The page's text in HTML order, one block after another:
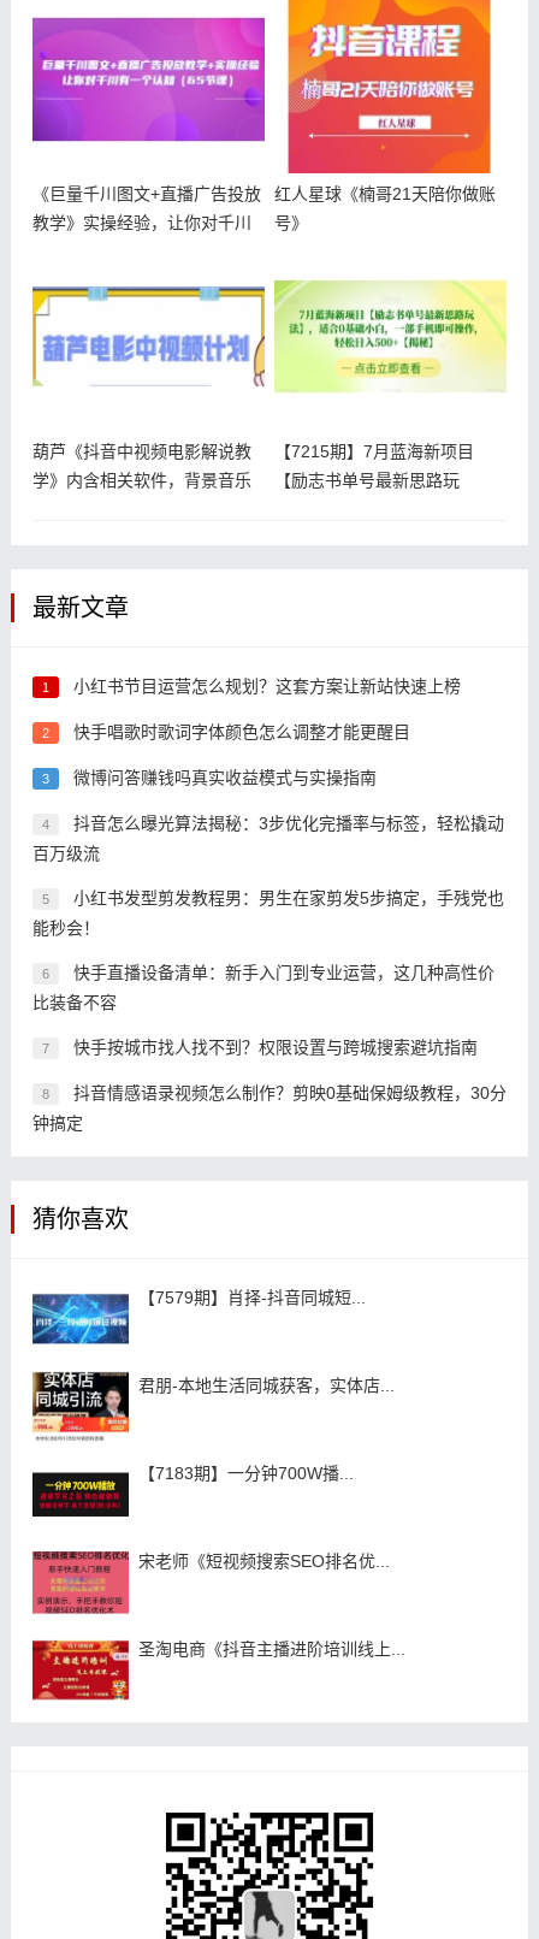
《巨量千川图文+直播广告投放
教学》实操经验，让你对千川
红人星球《楠哥21天陪你做账
号》
葫芦《抖音中视频电影解说教
学》内含相关软件，背景音乐
【7215期】7月蓝海新项目
【励志书单号最新思路玩
最新文章
1 小红书节目运营怎么规划？这套方案让新站快速上榜
2 快手唱歌时歌词字体颜色怎么调整才能更醒目
3 微博问答赚钱吗真实收益模式与实操指南
4
抖音怎么曝光算法揭秘：3步优化完播率与标签，轻松撬动
百万级流
5
小红书发型剪发教程男：男生在家剪发5步搞定，手残党也
能秒会！
6
快手直播设备清单：新手入门到专业运营，这几种高性价
比装备不容
7 快手按城市找人找不到？权限设置与跨城搜索避坑指南
8
抖音情感语录视频怎么制作？剪映0基础保姆级教程，30分
钟搞定
猜你喜欢
【7579期】肖择-抖音同城短...
君朋-本地生活同城获客，实体店...
【7183期】一分钟700W播...
宋老师《短视频搜索SEO排名优...
圣淘电商《抖音主播进阶培训线上...